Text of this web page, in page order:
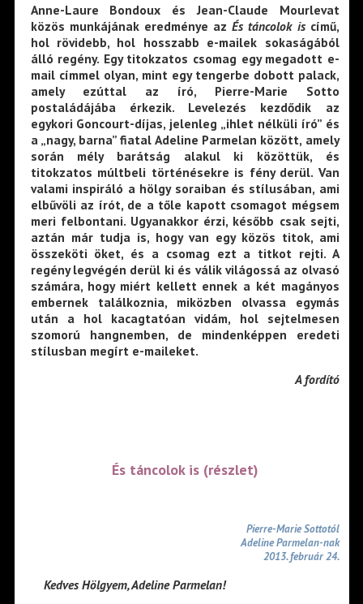
Anne-Laure Bondoux és Jean-Claude Mourlevat
közös munkájának eredménye azÉs táncolok iscímű,
hol rövidebb, hol hosszabb e-mailek sokaságából
álló regény. Egy titokzatos csomag egy megadott e-
mail címmel olyan, mint egy tengerbe dobott palack,
amely ezúttal az író, Pierre-Marie Sotto
postaládájába érkezik. Levelezés kezdődik az
egykori Goncourt-díjas, jelenleg „ihlet nélküli író” és
a „nagy, barna” fiatal Adeline Parmelan között, amely
során mély barátság alakul ki közöttük, és
titokzatos múltbeli történésekre is fény derül. Van
valami inspiráló a hölgy soraiban és stílusában, ami
elbűvöli az írót, de a tőle kapott csomagot mégsem
meri felbontani. Ugyanakkor érzi, később csak sejti,
aztán már tudja is, hogy van egy közös titok, ami
összeköti öket, és a csomag ezt a titkot rejti. A
regény legvégén derül ki és válik világossá az olvasó
számára, hogy miért kellett ennek a két magányos
embernek találkoznia, miközben olvassa egymás
után a hol kacagtatóan vidám, hol sejtelmesen
szomorú hangnemben, de mindenképpen eredeti
stílusban megírt e-maileket.
A fordító
És táncolok is (részlet)
Pierre-Marie Sottotól
Adeline Parmelan-nak
2013. február 24.
Kedves Hölgyem, Adeline Parmelan!